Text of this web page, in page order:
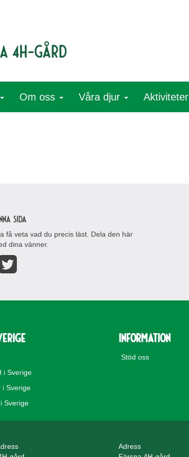
4H-gård
Om oss Våra djur Aktiviteter
sida
få veta vad du precis läst. Dela den här
dina vänner.
i Sverige
i Sverige
Sverige
Information
Stöd oss
Adress